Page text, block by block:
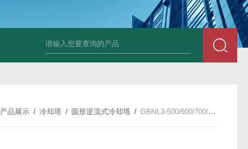
储能箱风机 储能柜专用风机 PF-200/300/400/500排气扇/卫生间通风器
产品展示 /冷却塔 / 圆形逆流式冷却塔 / GBNL3-500/600/700/800工业型玻璃钢冷却塔